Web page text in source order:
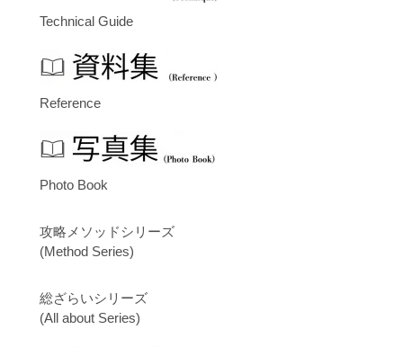
Technical Guide
Reference
Photo Book
攻略メソッドシリーズ
(Method Series)
総ざらいシリーズ
(All about Series)